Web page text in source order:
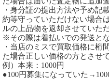
・身分証の提出方法や予め記
約等守っていただけない場合
ルの上品物を返却させていた
※その際は着払いでの発送とな
・当店のミスで買取価格に桁
た場合正しい価格の方とさせ
例）本来：1000円
●100円募集になっていた